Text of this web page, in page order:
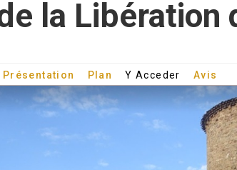
la Libération
Présentation Plan Y Acceder Avis